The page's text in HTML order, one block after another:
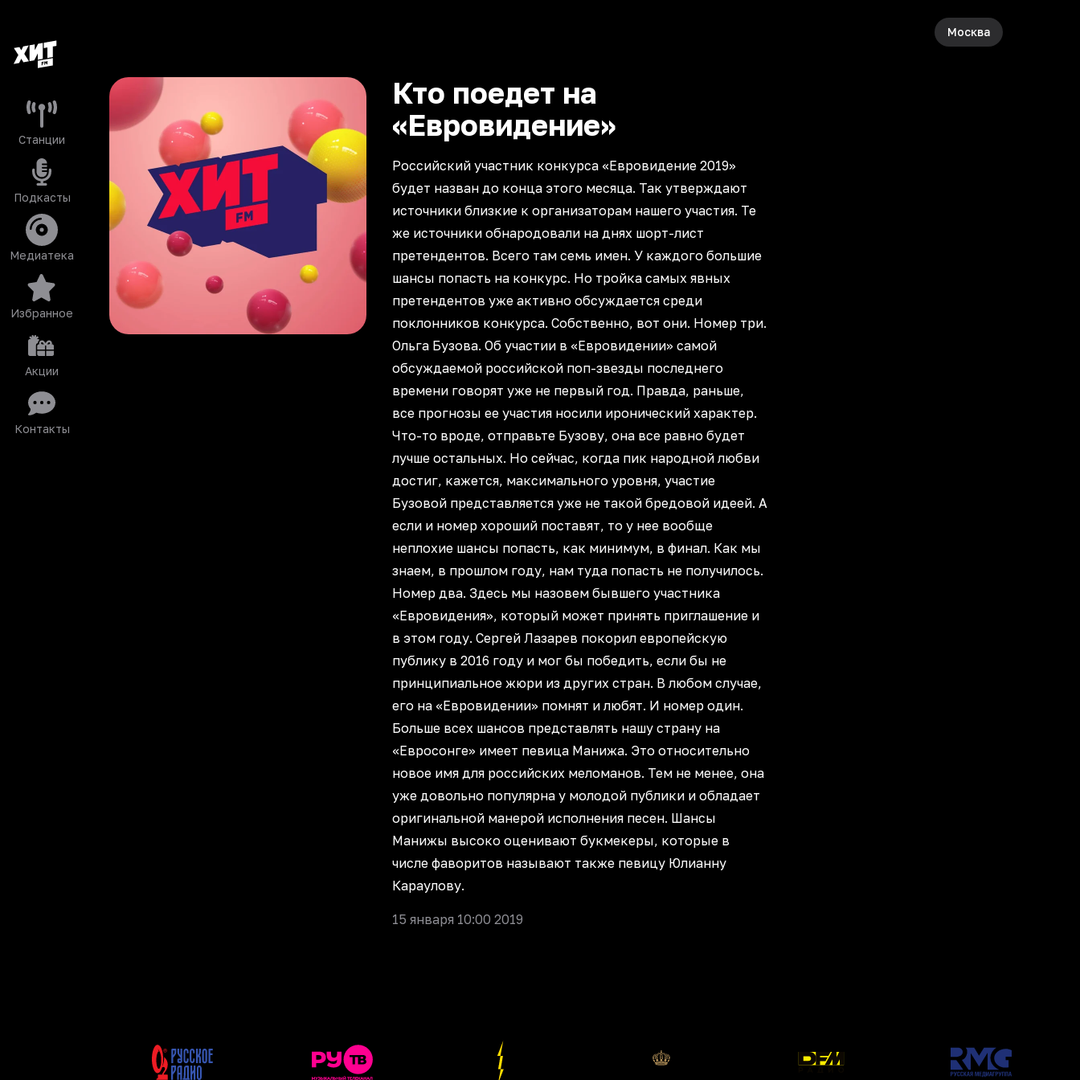
Станции
Подкасты
Медиатека
Избранное
Акции
Контакты
Москва
Кто поедет на
«Евровидение»
Российский участник конкурса «Евровидение 2019»
будет назван до конца этого месяца. Так утверждают
источники близкие к организаторам нашего участия. Те
же источники обнародовали на днях шорт-лист
претендентов. Всего там семь имен. У каждого большие
шансы попасть на конкурс. Но тройка самых явных
претендентов уже активно обсуждается среди
поклонников конкурса. Собственно, вот они. Номер три.
Ольга Бузова. Об участии в «Евровидении» самой
обсуждаемой российской поп-звезды последнего
времени говорят уже не первый год. Правда, раньше,
все прогнозы ее участия носили иронический характер.
Что-то вроде, отправьте Бузову, она все равно будет
лучше остальных. Но сейчас, когда пик народной любви
достиг, кажется, максимального уровня, участие
Бузовой представляется уже не такой бредовой идеей. А
если и номер хороший поставят, то у нее вообще
неплохие шансы попасть, как минимум, в финал. Как мы
знаем, в прошлом году, нам туда попасть не получилось.
Номер два. Здесь мы назовем бывшего участника
«Евровидения», который может принять приглашение и
в этом году. Сергей Лазарев покорил европейскую
публику в 2016 году и мог бы победить, если бы не
принципиальное жюри из других стран. В любом случае,
его на «Евровидении» помнят и любят. И номер один.
Больше всех шансов представлять нашу страну на
«Евросонге» имеет певица Манижа. Это относительно
новое имя для российских меломанов. Тем не менее, она
уже довольно популярна у молодой публики и обладает
оригинальной манерой исполнения песен. Шансы
Манижы высоко оценивают букмекеры, которые в
числе фаворитов называют также певицу Юлианну
Караулову.
15 января 10:00 2019